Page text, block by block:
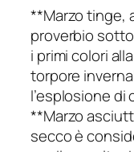
**Marzo tinge,
proverbio
i primi colori
torpore
l’esplosione di
**Marzo
secco è